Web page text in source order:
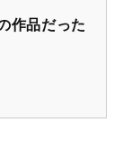
作品だった